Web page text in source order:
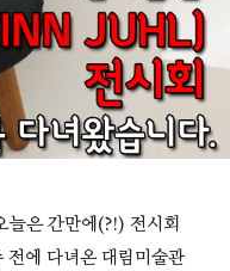
늘은 간만에(?!) 전시회
전에 다녀온 대림미술관